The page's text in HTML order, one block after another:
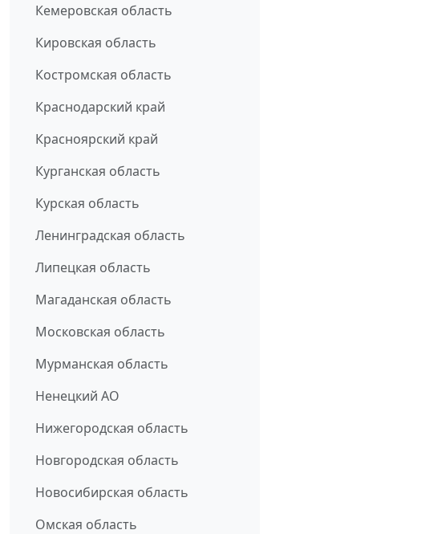
Кемеровская область
Кировская область
Костромская область
Краснодарский край
Красноярский край
Курганская область
Курская область
Ленинградская область
Липецкая область
Магаданская область
Московская область
Мурманская область
Ненецкий АО
Нижегородская область
Новгородская область
Новосибирская область
Омская область